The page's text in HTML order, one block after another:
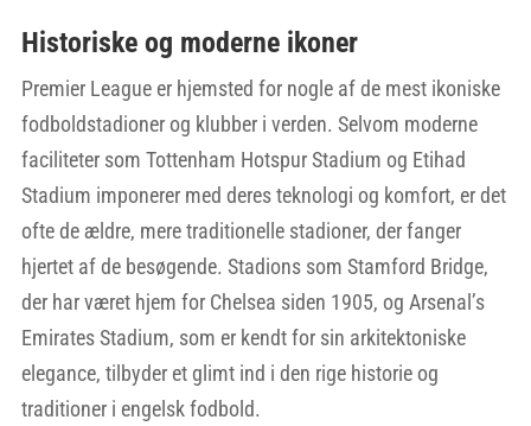
Historiske og moderne ikoner
Premier League er hjemsted for nogle af de mest ikoniske
fodboldstadioner og klubber i verden. Selvom moderne
faciliteter som Tottenham Hotspur Stadium og Etihad
Stadium imponerer med deres teknologi og komfort, er det
ofte de ældre, mere traditionelle stadioner, der fanger
hjertet af de besøgende. Stadions som Stamford Bridge,
der har været hjem for Chelsea siden 1905, og Arsenal’s
Emirates Stadium, som er kendt for sin arkitektoniske
elegance, tilbyder et glimt ind i den rige historie og
traditioner i engelsk fodbold.